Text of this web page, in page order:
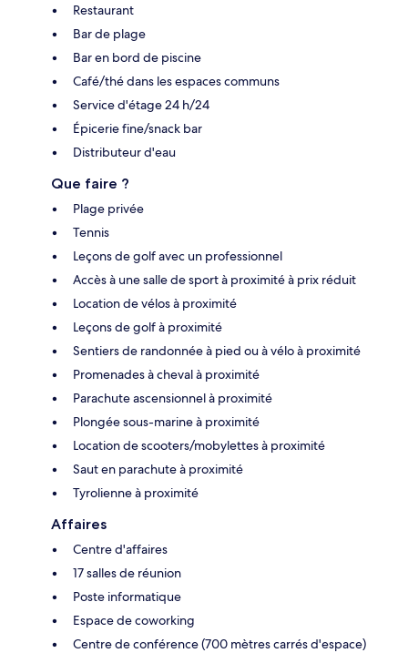
Restaurant
Bar de plage
Bar en bord de piscine
Café/thé dans les espaces communs
Service d'étage 24 h/24
Épicerie fine/snack bar
Distributeur d'eau
Que faire ?
Plage privée
Tennis
Leçons de golf avec un professionnel
Accès à une salle de sport à proximité à prix réduit
Location de vélos à proximité
Leçons de golf à proximité
Sentiers de randonnée à pied ou à vélo à proximité
Promenades à cheval à proximité
Parachute ascensionnel à proximité
Plongée sous-marine à proximité
Location de scooters/mobylettes à proximité
Saut en parachute à proximité
Tyrolienne à proximité
Affaires
Centre d'affaires
17 salles de réunion
Poste informatique
Espace de coworking
Centre de conférence (700 mètres carrés d'espace)